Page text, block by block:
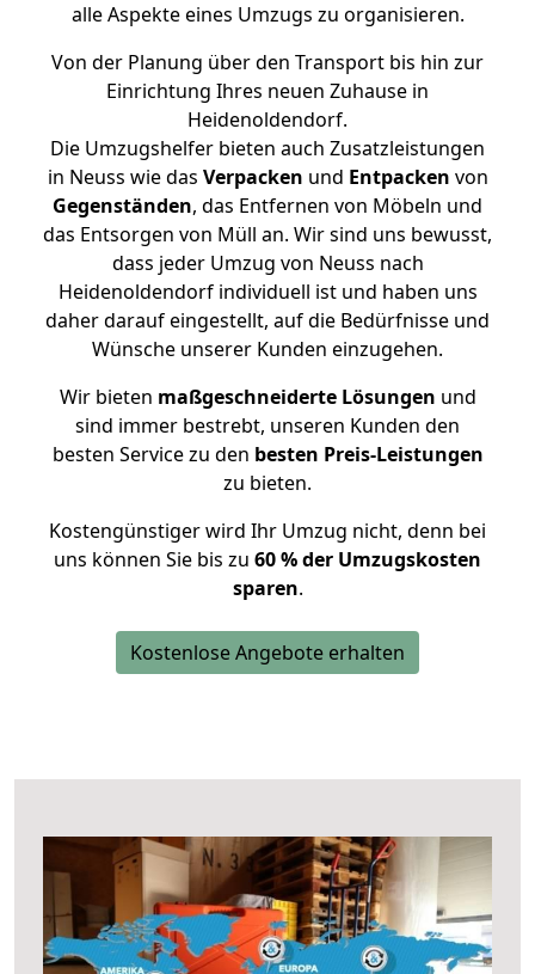
alle Aspekte eines Umzugs zu organisieren.
Von der Planung über den Transport bis hin zur
Einrichtung Ihres neuen Zuhause in
Heidenoldendorf.
Die Umzugshelfer bieten auch Zusatzleistungen
in Neuss wie das Verpacken und Entpacken von
Gegenständen, das Entfernen von Möbeln und
das Entsorgen von Müll an. Wir sind uns bewusst,
dass jeder Umzug von Neuss nach
Heidenoldendorf individuell ist und haben uns
daher darauf eingestellt, auf die Bedürfnisse und
Wünsche unserer Kunden einzugehen.
Wir bieten maßgeschneiderte Lösungen und
sind immer bestrebt, unseren Kunden den
besten Service zu den besten Preis-Leistungen
zu bieten.
Kostengünstiger wird Ihr Umzug nicht, denn bei
uns können Sie bis zu 60 % der Umzugskosten
sparen.
Kostenlose Angebote erhalten